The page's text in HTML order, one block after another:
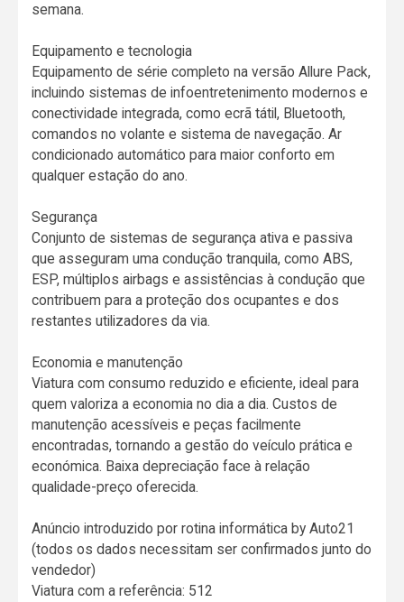
semana.
Equipamento e tecnologia
Equipamento de série completo na versão Allure Pack,
incluindo sistemas de infoentretenimento modernos e
conectividade integrada, como ecrã tátil, Bluetooth,
comandos no volante e sistema de navegação. Ar
condicionado automático para maior conforto em
qualquer estação do ano.
Segurança
Conjunto de sistemas de segurança ativa e passiva
que asseguram uma condução tranquila, como ABS,
ESP, múltiplos airbags e assistências à condução que
contribuem para a proteção dos ocupantes e dos
restantes utilizadores da via.
Economia e manutenção
Viatura com consumo reduzido e eficiente, ideal para
quem valoriza a economia no dia a dia. Custos de
manutenção acessíveis e peças facilmente
encontradas, tornando a gestão do veículo prática e
económica. Baixa depreciação face à relação
qualidade-preço oferecida.
Anúncio introduzido por rotina informática by Auto21
(todos os dados necessitam ser confirmados junto do
vendedor)
Viatura com a referência: 512